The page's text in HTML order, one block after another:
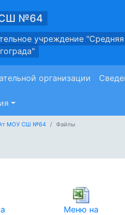
СШ №64
учреждение
организации
МОУ СШ №64 Файлы
Меню на